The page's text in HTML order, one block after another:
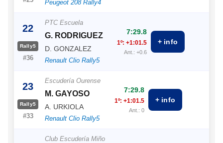
Peugeot 208 Rally4
22
Rally5
#36
PTC Escuela
G. RODRIGUEZ
D. GONZALEZ
Renault Clio Rally5
7:29.8
1º: +1:01.5
Ant.: +0.6
+ info
23
Rally5
#33
Escudería Ourense
M. GAYOSO
A. URKIOLA
Renault Clio Rally5
7:29.8
1º: +1:01.5
Ant.: 0
+ info
Club Escudería Miño